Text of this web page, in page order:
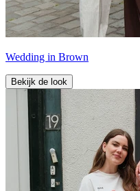
Wedding in Brown
Bekijk de look